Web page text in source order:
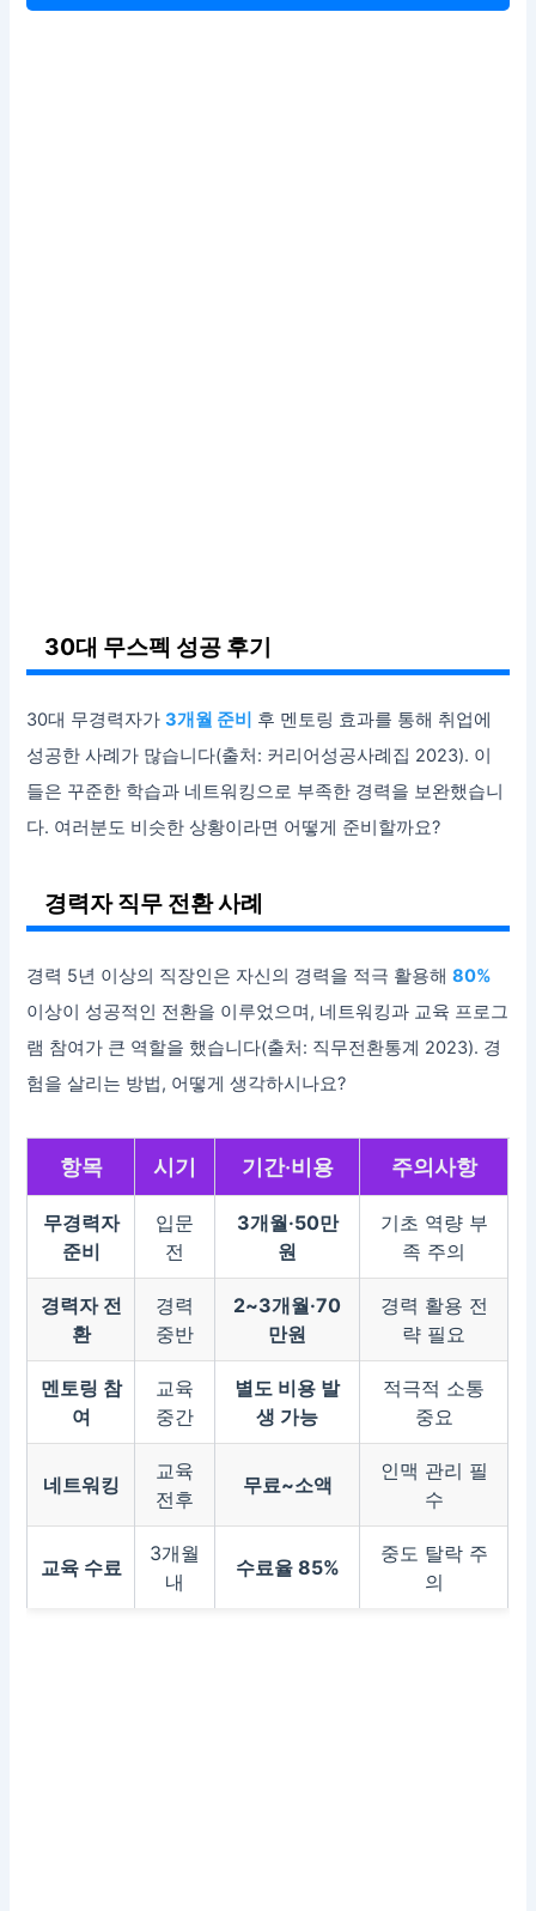
30대 무스펙 성공 후기
30대 무경력자가3개월 준비
후 멘토링 효과를 통해 취업에
성공한 사례가 많습니다(출처: 커리어성공사례집 2023). 이
들은 꾸준한 학습과 네트워킹으로 부족한 경력을 보완했습니
다. 여러분도 비슷한 상황이라면 어떻게 준비할까요?
경력자 직무 전환 사례
경력 5년 이상의 직장인은 자신의 경력을 적극 활용해80%
이상이 성공적인 전환을 이루었으며, 네트워킹과 교육 프로그
램 참여가 큰 역할을 했습니다(출처: 직무전환통계 2023). 경
험을 살리는 방법, 어떻게 생각하시나요?
항목 시기 기간·비용 주의사항
무경력자
준비
입문
전
3개월·50만
원
기초 역량 부
족 주의
경력자 전
환
경력
중반
2~3개월·70
만원
경력 활용 전
략 필요
멘토링 참
여
교육
중간
별도 비용 발
생 가능
적극적 소통
중요
네트워킹
교육
전후
무료~소액
인맥 관리 필
수
교육 수료
3개월
내
수료율 85%
중도 탈락 주
의